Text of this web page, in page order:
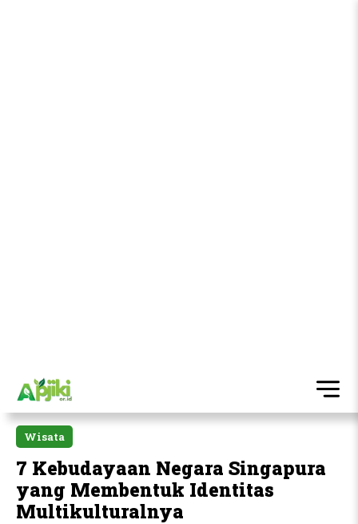
Wisata
7 Kebudayaan Negara Singapura
yang Membentuk Identitas
Multikulturalnya